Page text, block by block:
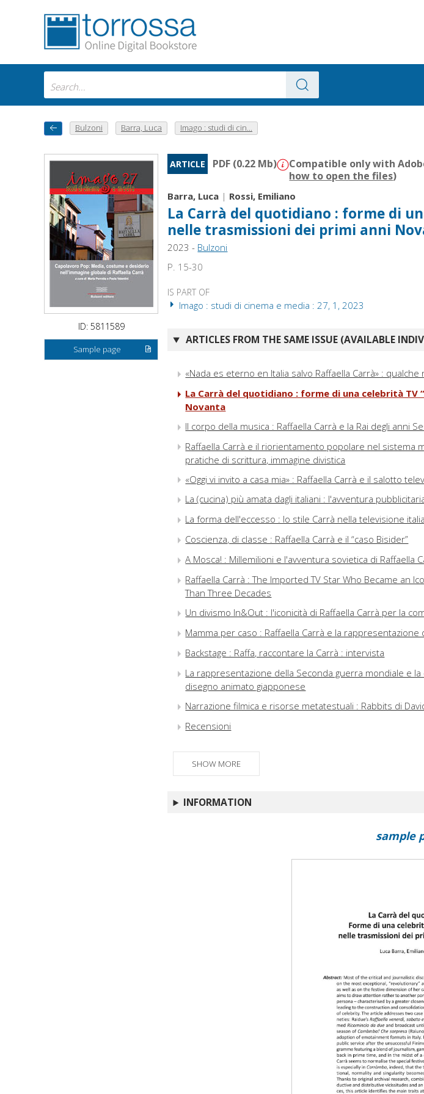
Bulzoni Barra, Luca Imago : studi di cin...
ID: 5811589
Sample page
ARTICLE PDF (0.22 Mb) Compatible only with
how to open the files)
Barra, Luca | Rossi, Emiliano
La Carrà del quotidiano : forme di
nelle trasmissioni dei primi anni
2023 - Bulzoni
P. 15-30
IS PART OF
Imago : studi di cinema e media : 27, 1, 2023
ARTICLES FROM THE SAME ISSUE (AVAILABLE
«Nada es eterno en Italia salvo Raffaella Carrà» :
La Carrà del quotidiano : forme di una celebrità TV
Novanta
Il corpo della musica : Raffaella Carrà e la Rai degli anni
Raffaella Carrà e il riorientamento popolare nel sistema
pratiche di scrittura, immagine divistica
«Oggi vi invito a casa mia» : Raffaella Carrà e il salotto
La (cucina) più amata dagli italiani : l'avventura
La forma dell'eccesso : lo stile Carrà nella televisione
Coscienza, di classe : Raffaella Carrà e il “caso Bisider”
A Mosca! : Millemilioni e l'avventura sovietica di Raffaella
Raffaella Carrà : The Imported TV Star Who Became an
Than Three Decades
Un divismo In&Out : l'iconicità di Raffaella Carrà per la
Mamma per caso : Raffaella Carrà e la
Backstage : Raffa, raccontare la Carrà : intervista
La rappresentazione della Seconda guerra mondiale e
disegno animato giapponese
Narrazione filmica e risorse metatestuali : Rabbits di
Recensioni
SHOW MORE
INFORMATION
sample